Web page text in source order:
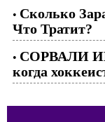
• Сколько
Что Тратит?
• СОРВАЛИ
когда